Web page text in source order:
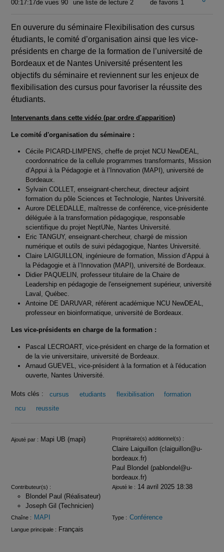
00:17:17de vues 90
une liste de lecture 2
de favoris 1
En ouverure du séminaire Flexibilisation des cursus
étudiants, le comité d’organisation ainsi que les vice-
présidents en charge de la formation de l’université de
Bordeaux et de Nantes Université présentent les
objectifs du séminaire et reviennent sur les enjeux de
flexibilisation des cursus pour favoriser la réussite des
étudiants.
Intervenants dans cette vidéo (par ordre d'apparition)
Le comité d'organisation du séminaire :
Cécile PICARD-LIMPENS, cheffe de projet NCU NewDEAL,
coordonnatrice de la cellule programmes transformants, Mission
d’Appui à la Pédagogie et à l’Innovation (MAPI), université de
Bordeaux.
Sylvain COLLET, enseignant-chercheur, directeur adjoint
formation du pôle Sciences et Technologie, Nantes Université.
Aurore DELEDALLE, maîtresse de conférence, vice-présidente
déléguée à la transformation pédagogique, responsable
scientifique du projet NeptUNe, Nantes Université.
Eric TANGUY, enseignant-chercheur, chargé de mission
numérique et outils de suivi pédagogique, Nantes Université.
Claire LAIGUILLON, ingénieure de formation, Mission d’Appui à
la Pédagogie et à l’Innovation (MAPI), université de Bordeaux.
Didier PAQUELIN, professeur titulaire de la Chaire de
Leadership en pédagogie de l'enseignement supérieur, université
Laval, Québec.
Antoine DE DARUVAR, référent académique NCU NewDEAL,
professeur en bioinformatique, université de Bordeaux.
Les vice-présidents en charge de la formation :
Pascal LECROART, vice-président en charge de la formation et
de la vie universitaire, université de Bordeaux.
Arnaud GUEVEL, vice-président à la formation et à l'éducation
ouverte, Nantes Université.
Mots clés : cursus etudiants flexibilisation
formation
ncu
reussite
Infos
Ajouté par : Mapi UB (mapi) Propriétaire(s) additionnel(s) :
Claire Laiguillon (claiguillon@u-
bordeaux.fr)
Paul Blondel (pablondel@u-
bordeaux.fr)
Contributeur(s) :
Blondel Paul (Réalisateur)
Joseph Gil (Technicien)
Ajouté le : 14 avril 2025 18:38
Chaîne : MAPI Type : Conférence
Langue principale : Français